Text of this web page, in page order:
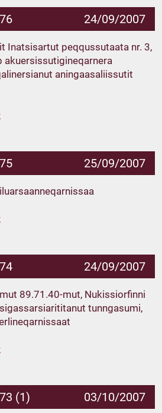
24/09/2007
Inatsisartut peqqussutaata nr. 3,
akuersissutigineqarnera
aningaasaliissutit
25/09/2007
24/09/2007
89.71.40-mut, Nukissiorfinni
tunngasumi,
(1) 03/10/2007